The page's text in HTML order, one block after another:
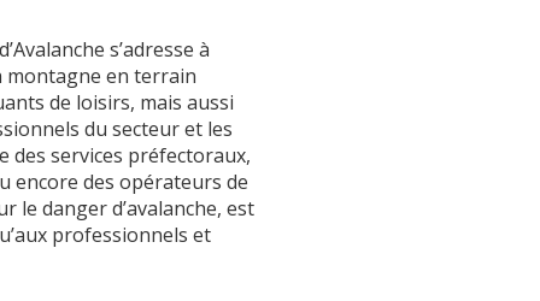
s’adresse à
en terrain
de loisirs, mais aussi
du secteur et les
des services préfectoraux,
encore des opérateurs de
le danger d’avalanche, est
professionnels et